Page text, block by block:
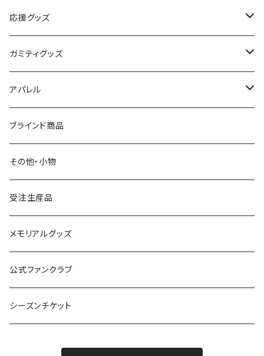
オーセンティックユニフォーム
レプリカユニフォーム
応援グッズ
タオルマフラー
フラッグ
その他
ガミティグッズ
ガミぐるみ
タオル
Tシャツ
ガミティ勤続10周年グッズ
その他
アパレル
クラブオフィシャルウェア
S.（エスドット）
Tシャツ
アウター
UMBRO
ブラインド商品
その他・小物
受注生産品
メモリアルグッズ
公式ファンクラブ
シーズンチケット